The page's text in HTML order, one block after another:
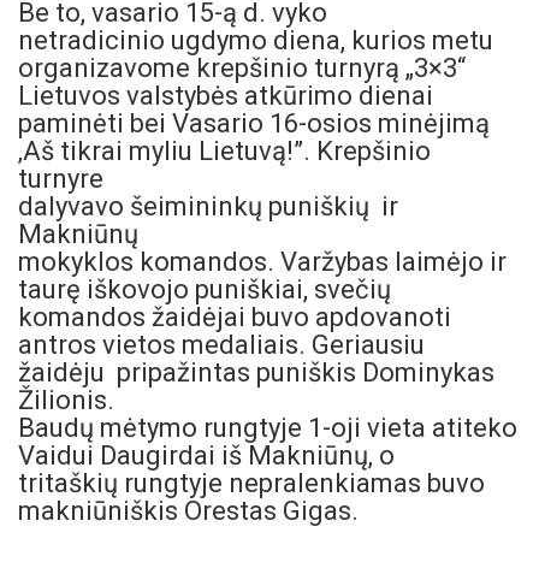
Be to, vasario 15-ą d. vyko
netradicinio ugdymo diena, kurios metu
organizavome krepšinio turnyrą „3×3“
Lietuvos valstybės atkūrimo dienai
paminėti bei Vasario 16-osios minėjimą
‚Aš tikrai myliu Lietuvą!”. Krepšinio
turnyre
dalyvavo šeimininkų puniškių ir
Makniūnų
mokyklos komandos. Varžybas laimėjo ir
taurę iškovojo puniškiai, svečių
komandos žaidėjai buvo apdovanoti
antros vietos medaliais. Geriausiu
žaidėju pripažintas puniškis Dominykas
Žilionis.
Baudų mėtymo rungtyje 1-oji vieta atiteko
Vaidui Daugirdai iš Makniūnų, o
tritaškių rungtyje nepralenkiamas buvo
makniūniškis Orestas Gigas.